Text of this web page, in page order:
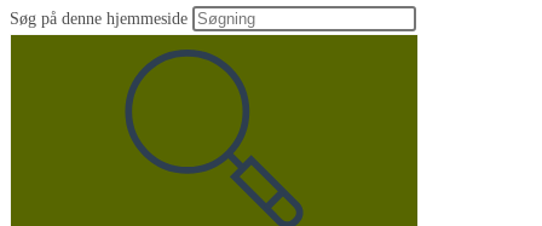
Søg på denne hjemmeside